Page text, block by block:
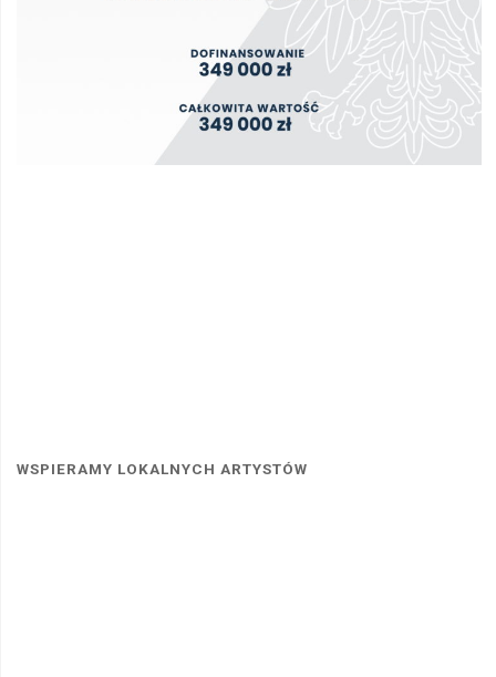
WSPIERAMY LOKALNYCH ARTYSTÓW